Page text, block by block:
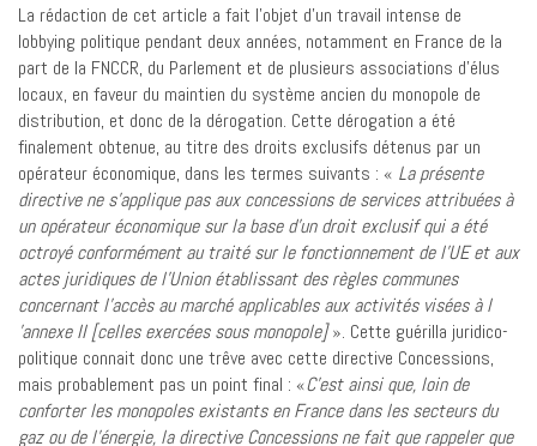
La rédaction de cet article a fait l’objet d’un travail intense de
lobbying politique pendant deux années, notamment en France de la
part de la FNCCR, du Parlement et de plusieurs associations d’élus
locaux, en faveur du maintien du système ancien du monopole de
distribution, et donc de la dérogation. Cette dérogation a été
finalement obtenue, au titre des droits exclusifs détenus par un
opérateur économique, dans les termes suivants : « La présente
directive ne s’applique pas aux concessions de services attribuées à
un opérateur économique sur la base d’un droit exclusif qui a été
octroyé conformément au traité sur le fonctionnement de l’UE et aux
actes juridiques de l’Union établissant des règles communes
concernant l’accès au marché applicables aux activités visées à l
’annexe II [celles exercées sous monopole]». Cette guérilla juridico-
politique connait donc une trêve avec cette directive Concessions,
mais probablement pas un point final : «C’est ainsi que, loin de
conforter les monopoles existants en France dans les secteurs du
gaz ou de l’énergie, la directive Concessions ne fait que rappeler que